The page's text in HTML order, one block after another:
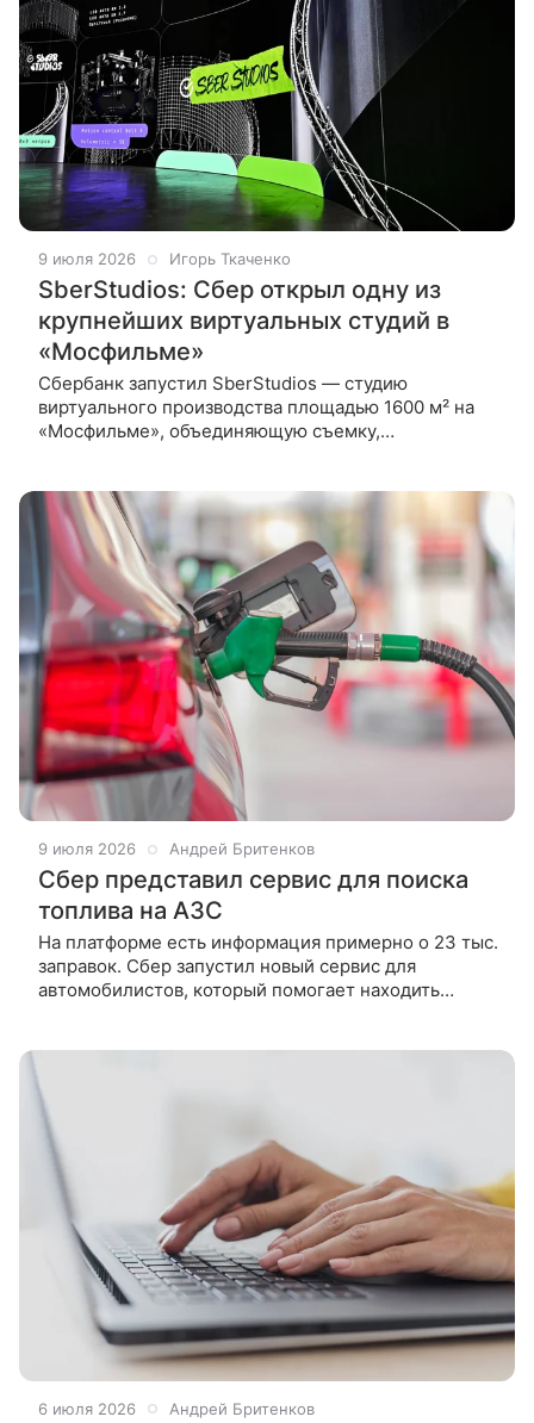
9 июля 2026 Игорь Ткаченко
SberStudios: Сбер открыл одну из
крупнейших виртуальных студий в
«Мосфильме»
Сбербанк запустил SberStudios — студию
виртуального производства площадью 1600 м² на
«Мосфильме», объединяющую съемку,
9 июля 2026 Андрей Бритенков
Сбер представил сервис для поиска
топлива на АЗС
На платформе есть информация примерно о 23 тыс.
заправок. Сбер запустил новый сервис для
автомобилистов, который помогает находить
6 июля 2026 Андрей Бритенков